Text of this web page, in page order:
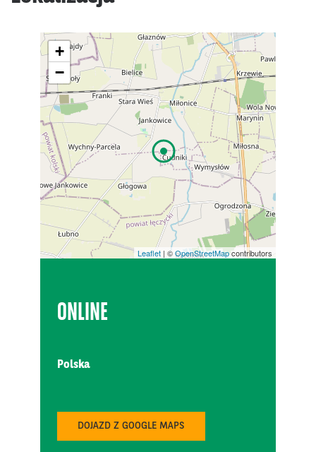
+
−
Leaflet | ©OpenStreetMapcontributors
ONLINE
Polska
DOJAZD Z GOOGLE MAPS